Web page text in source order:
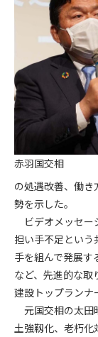
赤羽国交相
の処遇改善、働
勢を示した。
ビデオメッセー
担い手不足とい
手を組んで発展す
など、先進的な取
建設トップランナ
元国交相の太田
土強靱化、老朽化
第5条（IDおよ
1. 会員は申込
用および管
2. 会員は、自己
その他形態を
ん。
3. 会員は、IDお
第三者（他
を負うものと
第6条（会員の
1. 会員は建設資
す。
(1) 第三者また
る行為
(2) 第三者また
為
(3) 第三者また
(4) 有害なコン
(5) 第三者に不